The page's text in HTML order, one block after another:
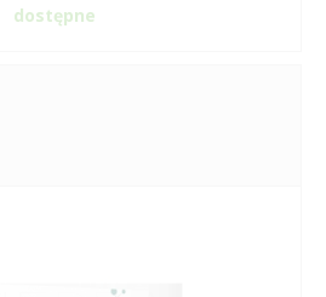
dostępne